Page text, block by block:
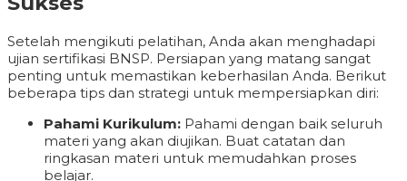
Setelah mengikuti pelatihan, Anda akan menghadapi
ujian sertifikasi BNSP. Persiapan yang matang sangat
penting untuk memastikan keberhasilan Anda. Berikut
beberapa tips dan strategi untuk mempersiapkan diri:
Pahami Kurikulum: Pahami dengan baik seluruh
materi yang akan diujikan. Buat catatan dan
ringkasan materi untuk memudahkan proses
belajar.